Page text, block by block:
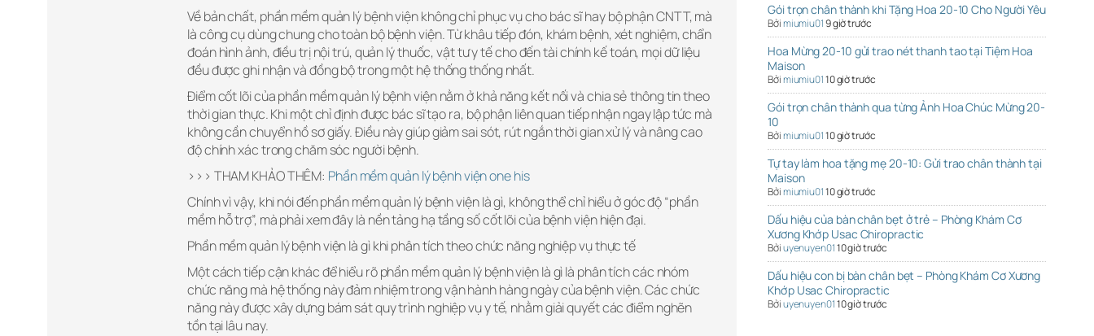
Về bản chất, phần mềm quản lý bệnh viện không chỉ phục vụ cho bác sĩ hay bộ phận CNTT, mà
là công cụ dùng chung cho toàn bộ bệnh viện. Từ khâu tiếp đón, khám bệnh, xét nghiệm, chẩn
đoán hình ảnh, điều trị nội trú, quản lý thuốc, vật tư y tế cho đến tài chính kế toán, mọi dữ liệu
đều được ghi nhận và đồng bộ trong một hệ thống thống nhất.
Điểm cốt lõi của phần mềm quản lý bệnh viện nằm ở khả năng kết nối và chia sẻ thông tin theo
thời gian thực. Khi một chỉ định được bác sĩ tạo ra, bộ phận liên quan tiếp nhận ngay lập tức mà
không cần chuyển hồ sơ giấy. Điều này giúp giảm sai sót, rút ngắn thời gian xử lý và nâng cao
độ chính xác trong chăm sóc người bệnh.
>>> THAM KHẢO THÊM: Phần mềm quản lý bệnh viện one his
Chính vì vậy, khi nói đến phần mềm quản lý bệnh viện là gì, không thể chỉ hiểu ở góc độ “phần
mềm hỗ trợ”, mà phải xem đây là nền tảng hạ tầng số cốt lõi của bệnh viện hiện đại.
Phần mềm quản lý bệnh viện là gì khi phân tích theo chức năng nghiệp vụ thực tế
Một cách tiếp cận khác để hiểu rõ phần mềm quản lý bệnh viện là gì là phân tích các nhóm
chức năng mà hệ thống này đảm nhiệm trong vận hành hàng ngày của bệnh viện. Các chức
năng này được xây dựng bám sát quy trình nghiệp vụ y tế, nhằm giải quyết các điểm nghẽn
tồn tại lâu nay.
Gói trọn chân thành khi Tặng Hoa 20-10 Cho Người Yêu
Bởimiumiu019 giờ trước
Hoa Mừng 20-10 gửi trao nét thanh tao tại Tiệm Hoa
Maison
Bởimiumiu0110 giờ trước
Gói trọn chân thành qua từng Ảnh Hoa Chúc Mừng 20-
10
Bởimiumiu0110 giờ trước
Tự tay làm hoa tặng mẹ 20-10: Gửi trao chân thành tại
Maison
Bởimiumiu0110 giờ trước
Dấu hiệu của bàn chân bẹt ở trẻ – Phòng Khám Cơ
Xương Khớp Usac Chiropractic
Bởiuyenuyen0110 giờ trước
Dấu hiệu con bị bàn chân bẹt – Phòng Khám Cơ Xương
Khớp Usac Chiropractic
Bởiuyenuyen0110 giờ trước